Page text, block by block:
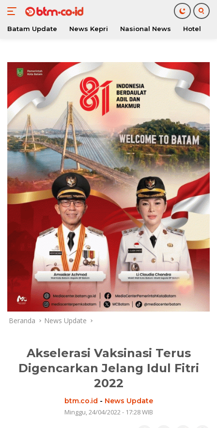
konten
Batam Update News Kepri Nasional News Hotel
Beranda News Update
Akselerasi Vaksinasi Terus
Digencarkan Jelang Idul Fitri
2022
btm.co.id - News Update
Minggu, 24/04/2022 - 17:28 WIB